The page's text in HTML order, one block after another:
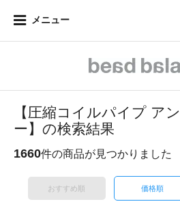
メニュー
【圧縮コイルパイプ ア
ー】の検索結果
1660件の商品が見つかりました
おすすめ順 価格順